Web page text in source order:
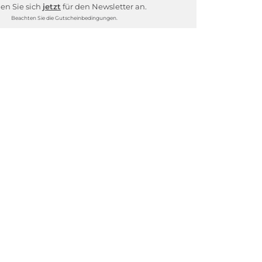
Sie sich jetzt für den Newsletter an.
Beachten Sie die Gutscheinbedingungen.